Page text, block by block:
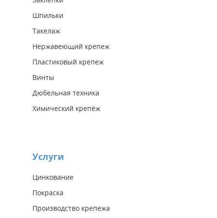
Шпильки
Такелаж
Нержавеющий крепеж
Пластиковый крепеж
Винты
Дюбельная техника
Химический крепёж
Услуги
Цинкование
Покраска
Производство крепежа